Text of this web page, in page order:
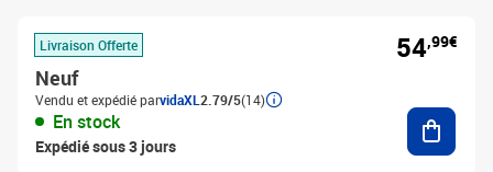
Livraison Offerte
Neuf
Vendu et expédié parvidaXL 2.79/5(14)
En stock
Expédié sous 3 jours
54,99€